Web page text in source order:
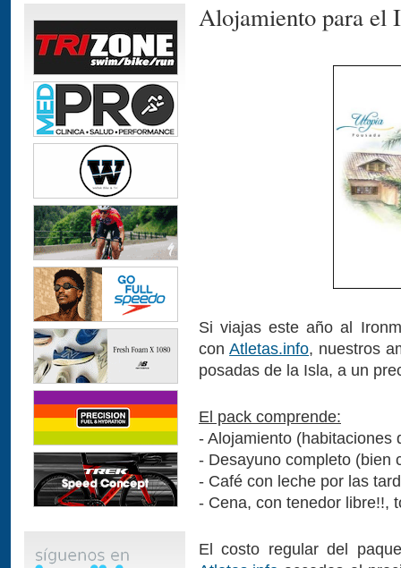
Alojamiento para el
Si viajas este año al
conAtletas.info, nuestros
posadas de la Isla, a un
El pack comprende:
- Alojamiento (habitaciones
- Desayuno completo (bien
- Café con leche por las
- Cena, con tenedor libre!!,
El costo regular del